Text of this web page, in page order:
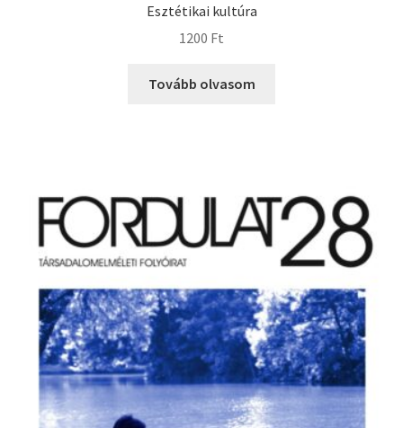
Esztétikai kultúra
1200 Ft
Tovább olvasom